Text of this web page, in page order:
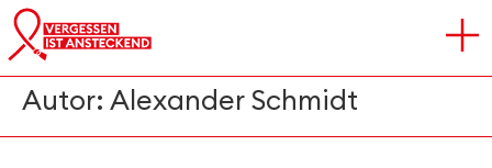
Autor: Alexander Schmidt